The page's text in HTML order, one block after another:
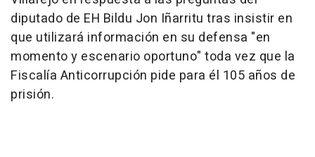
diputado de EH Bildu Jon Iñarritu tras insistir en
que utilizará información en su defensa "en
momento y escenario oportuno" toda vez que la
Fiscalía Anticorrupción pide para él 105 años de
prisión.